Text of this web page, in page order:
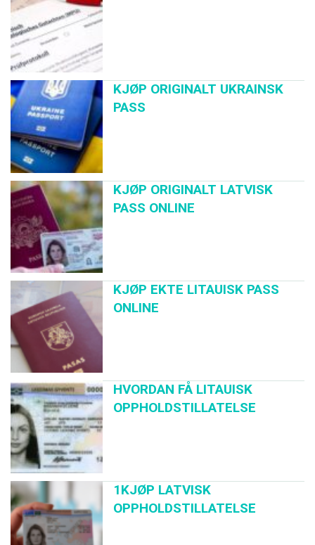
KJØP ORIGINALT UKRAINSK
PASS
KJØP ORIGINALT LATVISK
PASS ONLINE
KJØP EKTE LITAUISK PASS
ONLINE
HVORDAN FÅ LITAUISK
OPPHOLDSTILLATELSE
1KJØP LATVISK
OPPHOLDSTILLATELSE